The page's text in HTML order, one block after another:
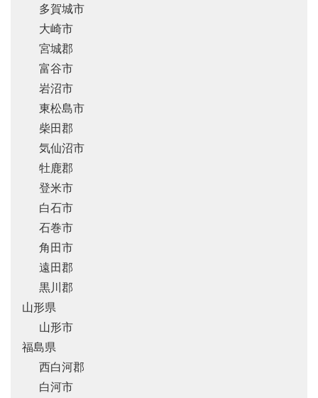
多賀城市
大崎市
宮城郡
富谷市
岩沼市
東松島市
柴田郡
気仙沼市
牡鹿郡
登米市
白石市
石巻市
角田市
遠田郡
黒川郡
山形県
山形市
福島県
西白河郡
白河市